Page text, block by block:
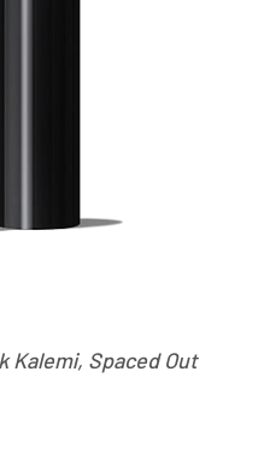
Kalemi, Spaced Out